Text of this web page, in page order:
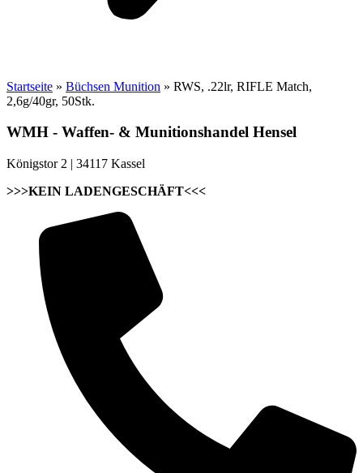
Startseite » Büchsen Munition » RWS, .22lr, RIFLE Match,
2,6g/40gr, 50Stk.
WMH - Waffen- & Munitionshandel Hensel
Königstor 2 | 34117 Kassel
>>>KEIN LADENGESCHÄFT<<<